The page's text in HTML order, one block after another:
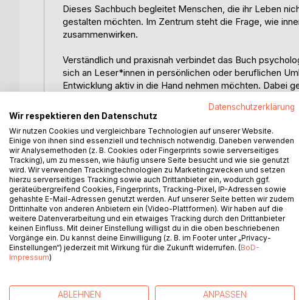
Dieses Sachbuch begleitet Menschen, die ihr Leben
gestalten möchten. Im Zentrum steht die Frage, wie
zusammenwirken.
Verständlich und praxisnah verbindet das Buch
sich an Leser*innen in persönlichen oder beruflichen
Entwicklung aktiv in die Hand nehmen möchten. Dabei
nachvollziehbare Zusammenhänge und
Kommunikation, Arbeitskontext und bewusste
Bereiche miteinander verbunden sind und gemeinsam
beeinflussen. Ein eigens entwickeltes Modell sowie
psychologische Prozesse anschaulich zu erfassen. So
Alltag bewegen.
Die Stärke des Buches liegt in der Verbindung von
Anwendbarkeit. Leser*innen erhalten Impulse, um
treffen und ihren inneren Kompass neu zu kalibrieren.
Dr. David Siebert bringt eine wissenschaftlich-
Selbstwert,
entsteht ein umfassender und reflektierter Zugang, der
Datenschutzerklärung
Wir respektieren den Datenschutz
Wir nutzen Cookies und vergleichbare Technologien auf unserer Website.
Einige von ihnen sind essenziell und technisch notwendig. Daneben verwenden
wir Analysemethoden (z. B. Cookies oder Fingerprints sowie serverseitiges
Tracking), um zu messen, wie häufig unsere Seite besucht und wie sie genutzt
wird. Wir verwenden Trackingtechnologien zu Marketingzwecken und setzen
hierzu serverseitiges Tracking sowie auch Drittanbieter ein, wodurch ggf.
geräteübergreifend Cookies, Fingerprints, Tracking-Pixel, IP-Adressen sowie
gehashte E-Mail-Adressen genutzt werden. Auf unserer Seite betten wir zudem
Drittinhalte von anderen Anbietern ein (Video-Plattformen). Wir haben auf die
weitere Datenverarbeitung und ein etwaiges Tracking durch den Drittanbieter
keinen Einfluss. Mit deiner Einstellung willigst du in die oben beschriebenen
Vorgänge ein. Du kannst deine Einwilligung (z. B. im Footer unter „Privacy-
Einstellungen“) jederzeit mit Wirkung für die Zukunft widerrufen. (BoD-
Impressum)
ABLEHNEN ANPASSEN